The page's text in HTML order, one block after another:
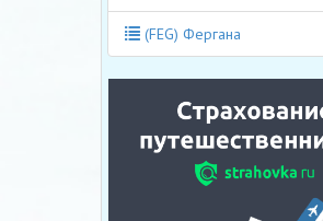
(FEG) Фергана